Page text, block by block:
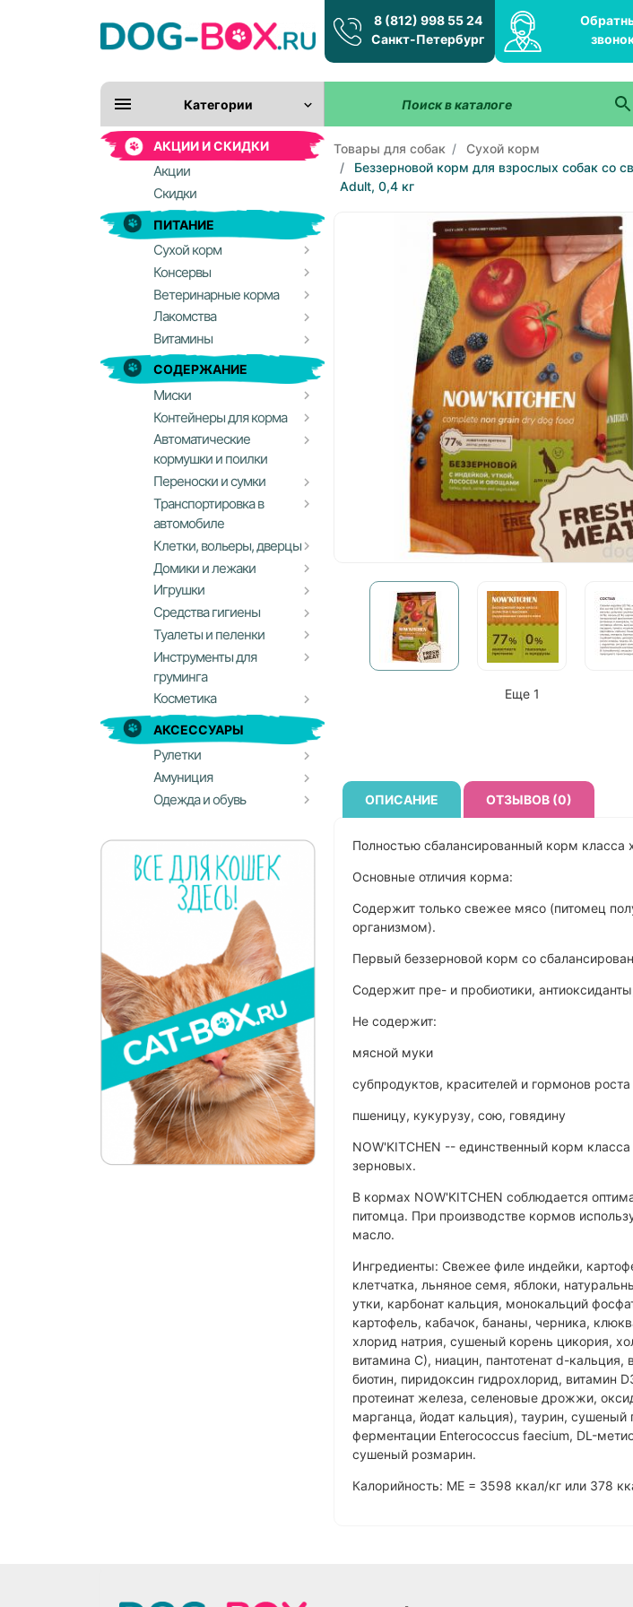
8 (812) 998 55 24
Санкт-Петербург
Категории
АКЦИИ И СКИДКИ
Акции
Скидки
ПИТАНИЕ
Сухой корм
Консервы
Ветеринарные корма
Лакомства
Витамины
СОДЕРЖАНИЕ
Миски
Контейнеры для корма
Автоматические
кормушки и поилки
Переноски и сумки
Транспортировка в
автомобиле
Клетки, вольеры, дверцы
Домики и лежаки
Игрушки
Средства гигиены
Туалеты и пеленки
Инструменты для
груминга
Косметика
АКСЕССУАРЫ
Рулетки
Амуниция
Одежда и обувь
Товары для собак
Сухой корм
Беззерновой корм для взрослых собак со
Adult, 0,4 кг
Еще 1
ОПИСАНИЕ ОТЗЫВОВ (0)
Полностью сбалансированный корм класса
Основные отличия корма:
Содержит только свежее мясо (питомец
организмом).
Первый беззерновой корм со
Содержит пре- и пробиотики,
Не содержит:
мясной муки
субпродуктов, красителей и гормонов роста
пшеницу, кукурузу, сою, говядину
NOW'KITCHEN -- единственный корм
зерновых.
В кормах NOW'KITCHEN соблюдается
питомца. При производстве кормов
масло.
Ингредиенты: Свежее филе индейки,
клетчатка, льняное семя, яблоки,
утки, карбонат кальция, монокальций
картофель, кабачок, бананы, черника,
хлорид натрия, сушеный корень цикория,
витамина С), ниацин, пантотенат d-
биотин, пиридоксин гидрохлорид, витамин
протеинат железа, селеновые дрожжи,
марганца, йодат кальция), таурин,
ферментации Enterococcus faecium, DL-
сушеный розмарин.
Калорийность: ME = 3598 ккал/кг или 378